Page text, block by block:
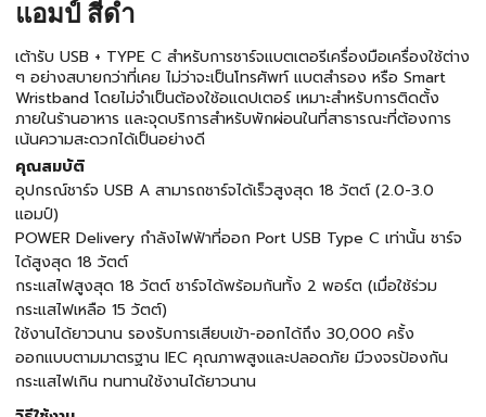
แอมป์ สีดำ
เต้ารับ USB + TYPE C สำหรับการชาร์จแบตเตอรีเครื่องมือเครื่องใช้ต่าง
ๆ อย่างสบายกว่าที่เคย ไม่ว่าจะเป็นโทรศัพท์ แบตสำรอง หรือ Smart
Wristband โดยไม่จำเป็นต้องใช้อแดปเตอร์ เหมาะสำหรับการติดตั้ง
ภายในร้านอาหาร และจุดบริการสำหรับพักผ่อนในที่สาธารณะที่ต้องการ
เน้นความสะดวกได้เป็นอย่างดี
คุณสมบัติ
อุปกรณ์ชาร์จ USB A สามารถชาร์จได้เร็วสูงสุด 18 วัตต์ (2.0-3.0
แอมป์)
POWER Delivery กำลังไฟฟ้าที่ออก Port USB Type C เท่านั้น ชาร์จ
ได้สูงสุด 18 วัตต์
กระแสไฟสูงสุด 18 วัตต์ ชาร์จได้พร้อมกันทั้ง 2 พอร์ต (เมื่อใช้ร่วม
กระแสไฟเหลือ 15 วัตต์)
ใช้งานได้ยาวนาน รองรับการเสียบเข้า-ออกได้ถึง 30,000 ครั้ง
ออกแบบตามมาตรฐาน IEC คุณภาพสูงและปลอดภัย มีวงจรป้องกัน
กระแสไฟเกิน ทนทานใช้งานได้ยาวนาน